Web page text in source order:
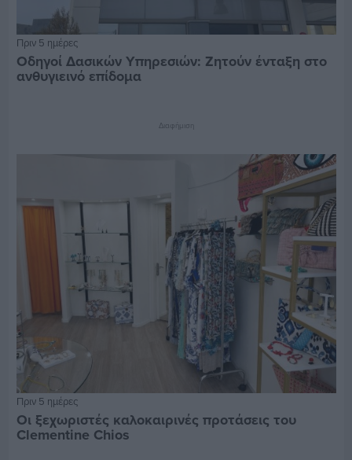
Πριν 5 ημέρες
Οδηγοί Δασικών Υπηρεσιών: Ζητούν ένταξη στο
ανθυγιεινό επίδομα
Διαφήμιση
Πριν 5 ημέρες
Οι ξεχωριστές καλοκαιρινές προτάσεις του
Clementine Chios